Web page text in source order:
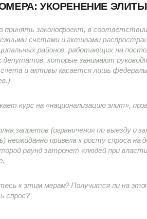
УКОРЕНЕНИЕ ЭЛИТЫ
принять законопроект, в
счетами и активами
районов, работающих на
депутатов, которые занимают
и активы касается лишь
курс на «национализацию элит»,
запретов (ограничения по выезду и
неожиданно привела к росту спроса на
раунд затронет «людей при
к этим мерам? Получится ли на
спрос?